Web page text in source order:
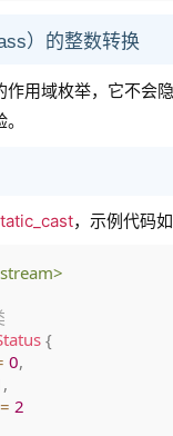
）的整数转换
作用域枚举，它不会
，示例代码如
{
0,
,
= 2